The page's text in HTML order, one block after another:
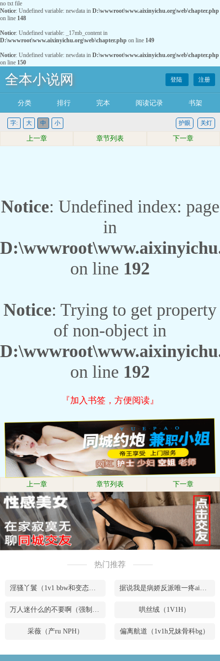
no txt file
Notice: Undefined variable: newdata in D:\wwwroot\www.aixinyichu.org\web\chapter.php
on line 148
Notice: Undefined variable: _17mb_content in
D:\wwwroot\www.aixinyichu.org\web\chapter.php on line 149
Notice: Undefined variable: newdata in D:\wwwroot\www.aixinyichu.org\web\chapter.php
on line 150
全本小说网 登陆 注册
分类 排行 完本 阅读记录 书架
字: 大 中 小 关灯
护眼
上一章 章节列表 下一章
Notice: Undefined index: page
in
on line 192
Notice: Trying to get property
of non-object in
on line 192
『加入书签，方便阅读』
上一章 章节列表 下一章
热门推荐
淫骚丫鬟（1v1 bbw和变态腹黑男） 据说我是病娇反派唯一疼ai的妹妹（兄妹骨）
万人迷什么的不要啊（强制NPH） 哄丝绒（1V1H）
采薇（产ru NPH） 偏离航道（1v1h兄妹骨科bg）